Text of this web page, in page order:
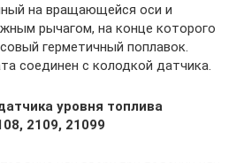
на вращающейся оси и
рычагом, на конце которого
герметичный поплавок.
соединен с колодкой датчика.
уровня топлива
2109, 21099